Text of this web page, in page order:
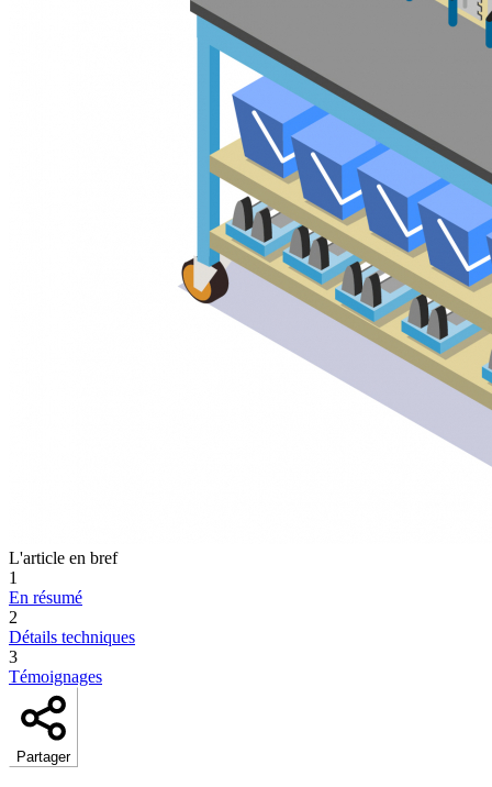
L'article en bref
1
En résumé
2
Détails techniques
3
Témoignages
Partager